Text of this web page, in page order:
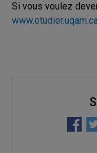
Si vous voulez